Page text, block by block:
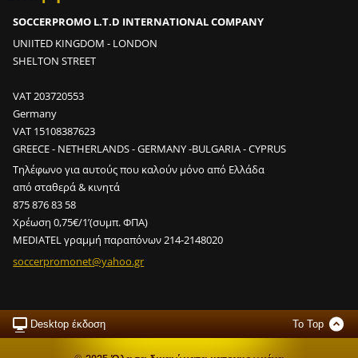
;
;
σ
ε
2
m
;
SOCCERPROMO L.T.D INTERNATIONAL COMPANY
UNIITED KINGDOM - LONDON
SHELTON STREET
VAT 203720553
Germany
VAT 15108387623
GREECE - NETHERLANDS - GERMANY -BULGARIA - CYPRUS
Τηλέφωνο για αυτούς που καλούν μόνο από Ελλάδα
από σταθερά & κινητά
875 876 83 58
Χρέωση 0,75€/1’(συμπ. ΦΠΑ)
MEDIATEL γραμμή παραπόνων 214-2148020
soccerpromonet@yahoo.gr
Desktop έκδοση To Top